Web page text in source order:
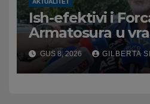
AKTUALITET
Ish-efektivi i
Armatosura u
kallashnikov nga
fëmijërisë, zv.
Hetimit: Kishin
GUS 8, 2026 GILBERTA